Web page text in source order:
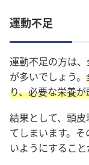
運動不足
運動不足の方は
が多いでしょう。
り、必要な栄養
結果として、頭
てしまいます。
いようにすること